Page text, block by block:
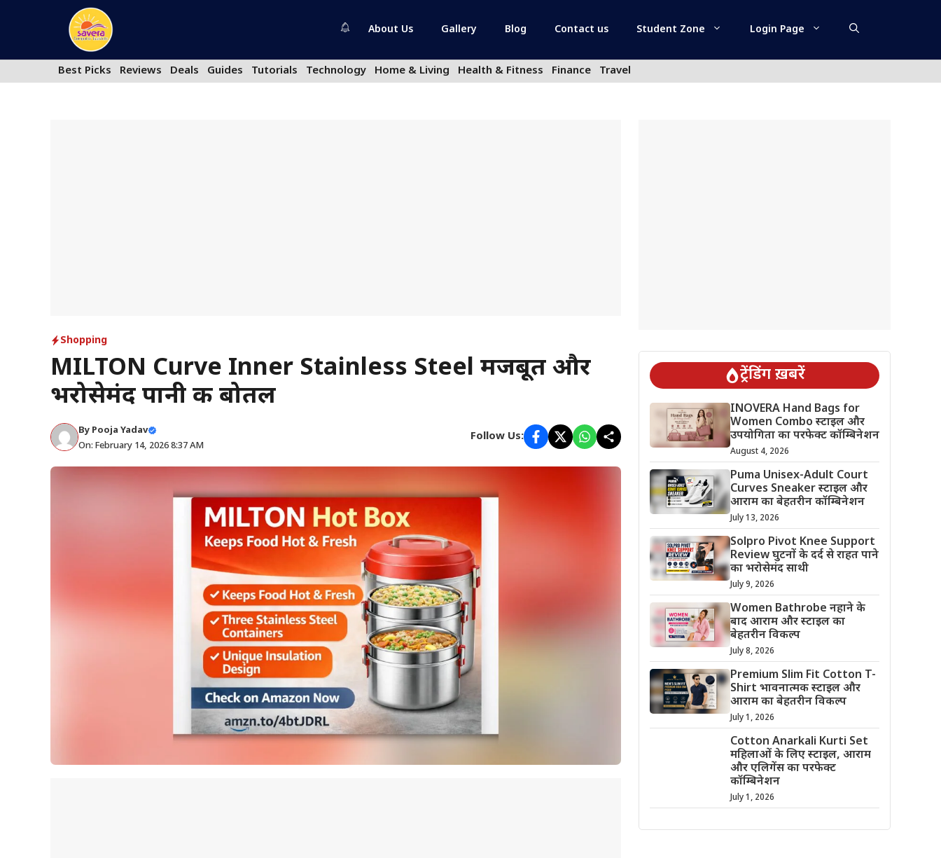
About Us Gallery Blog Contact us Student Zone Login Page
Best Picks Reviews Deals Guides Tutorials Technology Home & Living Health & Fitness Finance Travel
Shopping
MILTON Curve Inner Stainless Steel मजबूत और
भरोसेमंद पानी की बोतल
By Pooja Yadav
On: February 14, 2026 8:37 AM
Follow Us:
ट्रेंडिंग ख़बरें
INOVERA Hand Bags for
Women Combo स्टाइल और
उपयोगिता का परफेक्ट कॉम्बिनेशन
August 4, 2026
Puma Unisex-Adult Court
Curves Sneaker स्टाइल और
आराम का बेहतरीन कॉम्बिनेशन
July 13, 2026
Solpro Pivot Knee Support
Review घुटनों के दर्द से राहत पाने
का भरोसेमंद साथी
July 9, 2026
Women Bathrobe नहाने के
बाद आराम और स्टाइल का
बेहतरीन विकल्प
July 8, 2026
Premium Slim Fit Cotton T-
Shirt भावनात्मक स्टाइल और
आराम का बेहतरीन विकल्प
July 1, 2026
Cotton Anarkali Kurti Set
महिलाओं के लिए स्टाइल, आराम
और एलिगेंस का परफेक्ट
कॉम्बिनेशन
July 1, 2026